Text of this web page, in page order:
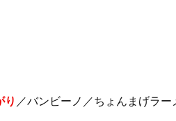
り ／バンビーノ／ちょんまげラ